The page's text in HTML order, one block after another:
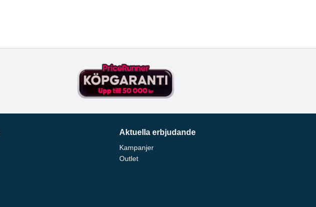
Aktuella erbjudande
Kampanjer
Outlet